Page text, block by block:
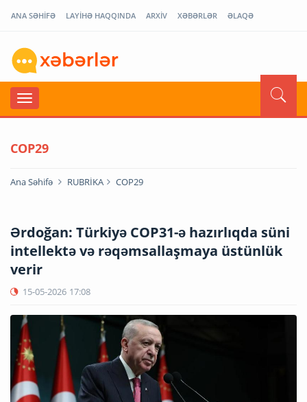
ANA SƏHİFƏ LAYİHƏ HAQQINDA ARXİV XƏBƏRLƏR ƏLAQƏ
COP29
Ana Səhifə RUBRİKA COP29
Ərdoğan: Türkiyə COP31-ə hazırlıqda süni
intellektə və rəqəmsallaşmaya üstünlük
verir
15-05-2026 17:08